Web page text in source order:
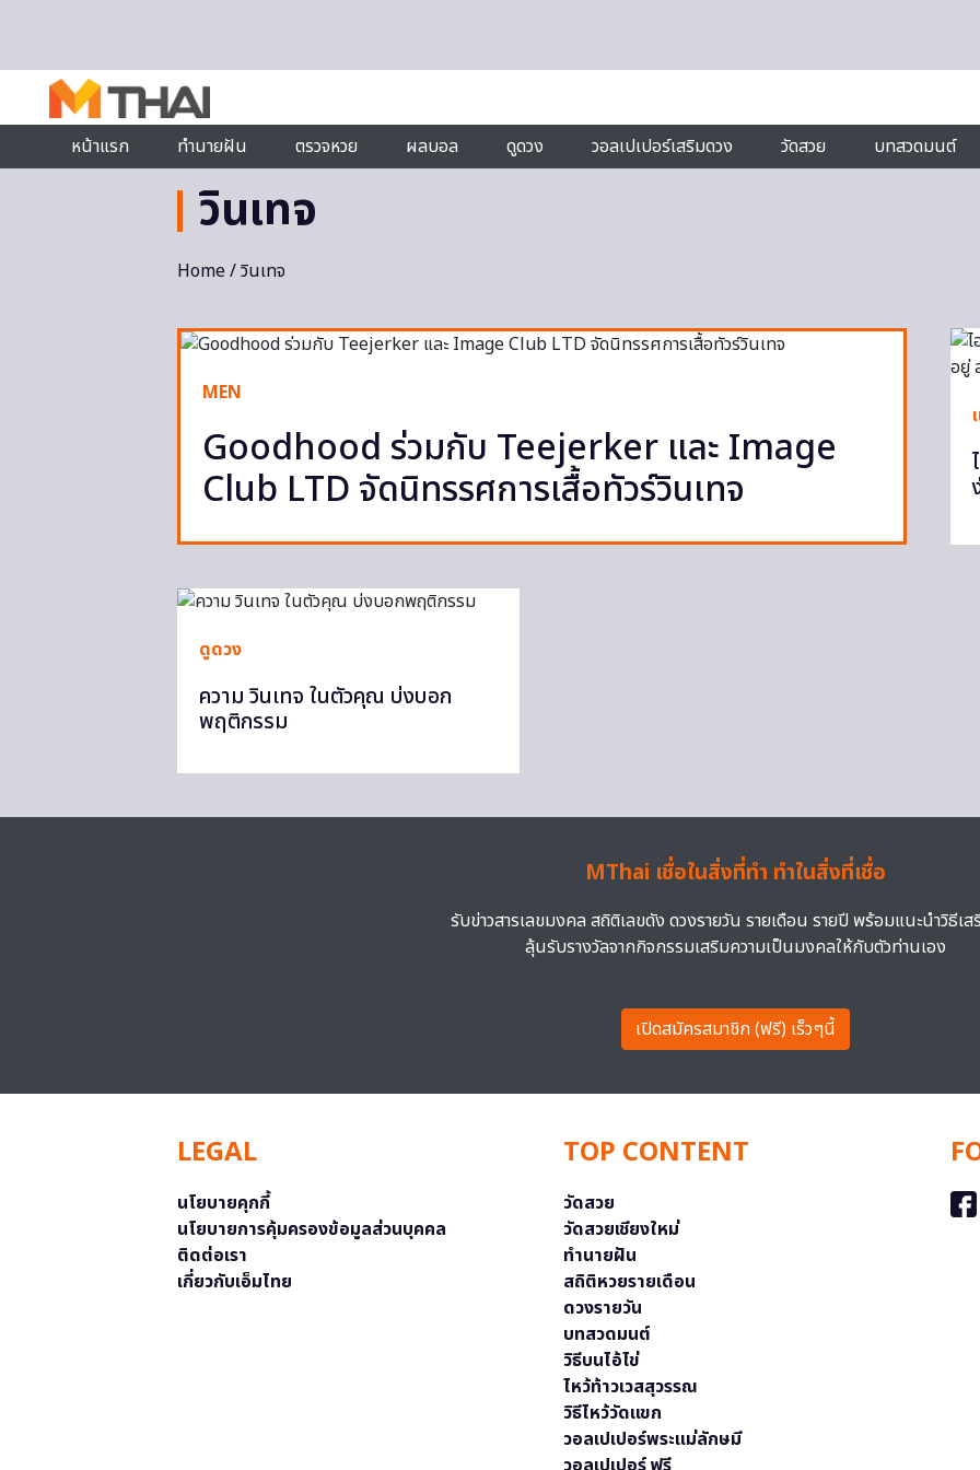
หน้าแรก
ทำนายฝัน ตรวจหวย ผลบอล ดูดวง วอลเปเปอร์เสริมดวง วัดสวย บทสวดมนต์
วินเทจ
Home/ วินเทจ
MEN
Goodhood ร่วมกับ Teejerker และ Image
Club LTD จัดนิทรรศการเสื้อทัวร์วินเทจ
ดูดวง
ความ วินเทจ ในตัวคุณ บ่งบอก
พฤติกรรม
MThai เชื่อในสิ่งที่ทำ ทำในสิ่งที่เชื่อ
รับข่าวสารเลขมงคล สถิติเลขดัง ดวงรายวัน รายเดือน รายปี พร้อมแนะนำวิธีเส
ลุ้นรับรางวัลจากกิจกรรมเสริมความเป็นมงคลให้กับตัวท่านเอง
เปิดสมัครสมาชิก (ฟรี) เร็วๆนี้
LEGAL
นโยบายคุกกี้
นโยบายการคุ้มครองข้อมูลส่วนบุคคล
ติดต่อเรา
เกี่ยวกับเอ็มไทย
TOP CONTENT
วัดสวย
วัดสวยเชียงใหม่
ทำนายฝัน
สถิติหวยรายเดือน
ดวงรายวัน
บทสวดมนต์
วิธีบนไอ้ไข่
ไหว้ท้าวเวสสุวรรณ
วิธีไหว้วัดแขก
วอลเปเปอร์พระแม่ลักษมี